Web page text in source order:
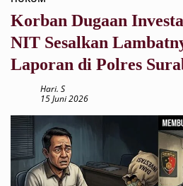
Korban Dugaan
NIT Sesalkan
Laporan di Polres
Hari. S
15 Juni 2026